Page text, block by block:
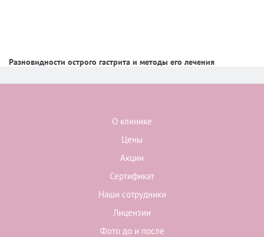
Разновидности острого гастрита и методы его лечения
О клинике
Цены
Акции
Сертификат
Наши сотрудники
Лицензии
Фото до и после